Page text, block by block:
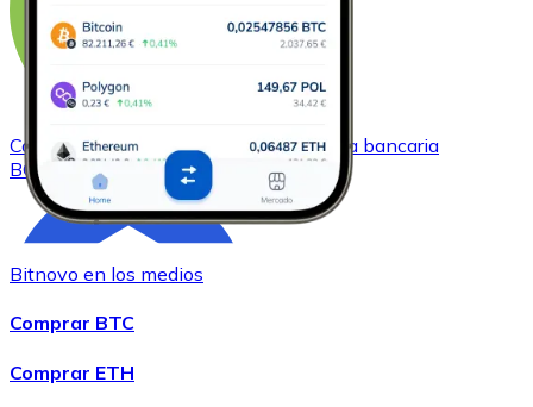
ComprarBitcoin Cashcon transferencia bancaria
BCH
Bitnovo en los medios
Comprar BTC
Comprar ETH